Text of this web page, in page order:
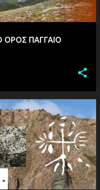
ΟΡΟΣ ΠΑΓΓΑΙΟ